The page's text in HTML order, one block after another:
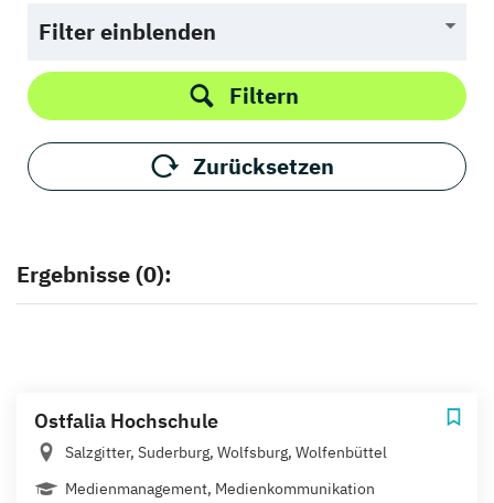
Filter einblenden
Filtern
Zurücksetzen
Ergebnisse (0):
Ostfalia Hochschule
Salzgitter, Suderburg, Wolfsburg, Wolfenbüttel
Medienmanagement, Medienkommunikation